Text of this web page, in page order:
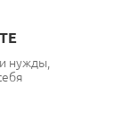
нужды,